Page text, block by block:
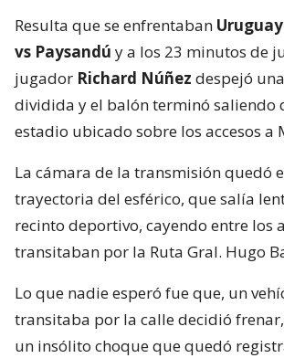
Resulta que se enfrentaban
vs Paysandú y a los 23 minutos de
jugador Richard Núñez despejó
dividida y el balón terminó saliendo
estadio ubicado sobre los accesos a
La cámara de la transmisión quedó
trayectoria del esférico, que salía
recinto deportivo, cayendo entre los
transitaban por la Ruta Gral. Hugo
Lo que nadie esperó fue que, un
transitaba por la calle decidió
un insólito choque que quedó